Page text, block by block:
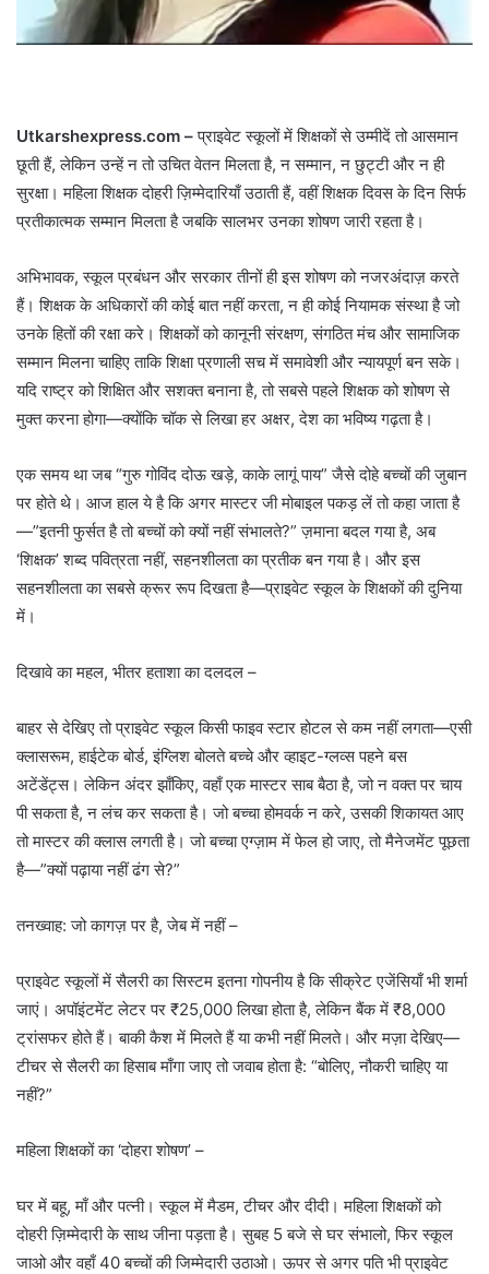
Utkarshexpress.com –प्राइवेट स्कूलों में शिक्षकों से उम्मीदें तो आसमान
छूती हैं, लेकिन उन्हें न तो उचित वेतन मिलता है, न सम्मान, न छुट्टी और न ही
सुरक्षा। महिला शिक्षक दोहरी ज़िम्मेदारियाँ उठाती हैं, वहीं शिक्षक दिवस के दिन सिर्फ
प्रतीकात्मक सम्मान मिलता है जबकि सालभर उनका शोषण जारी रहता है।
अभिभावक, स्कूल प्रबंधन और सरकार तीनों ही इस शोषण को नजरअंदाज़ करते
हैं। शिक्षक के अधिकारों की कोई बात नहीं करता, न ही कोई नियामक संस्था है जो
उनके हितों की रक्षा करे। शिक्षकों को कानूनी संरक्षण, संगठित मंच और सामाजिक
सम्मान मिलना चाहिए ताकि शिक्षा प्रणाली सच में समावेशी और न्यायपूर्ण बन सके।
यदि राष्ट्र को शिक्षित और सशक्त बनाना है, तो सबसे पहले शिक्षक को शोषण से
मुक्त करना होगा—क्योंकि चॉक से लिखा हर अक्षर, देश का भविष्य गढ़ता है।
एक समय था जब “गुरु गोविंद दोऊ खड़े, काके लागूं पाय” जैसे दोहे बच्चों की जुबान
पर होते थे। आज हाल ये है कि अगर मास्टर जी मोबाइल पकड़ लें तो कहा जाता है
—”इतनी फुर्सत है तो बच्चों को क्यों नहीं संभालते?” ज़माना बदल गया है, अब
‘शिक्षक’ शब्द पवित्रता नहीं, सहनशीलता का प्रतीक बन गया है। और इस
सहनशीलता का सबसे क्रूर रूप दिखता है—प्राइवेट स्कूल के शिक्षकों की दुनिया
में।
दिखावे का महल, भीतर हताशा का दलदल –
बाहर से देखिए तो प्राइवेट स्कूल किसी फाइव स्टार होटल से कम नहीं लगता—एसी
क्लासरूम, हाईटेक बोर्ड, इंग्लिश बोलते बच्चे और व्हाइट-ग्लव्स पहने बस
अटेंडेंट्स। लेकिन अंदर झाँकिए, वहाँ एक मास्टर साब बैठा है, जो न वक्त पर चाय
पी सकता है, न लंच कर सकता है। जो बच्चा होमवर्क न करे, उसकी शिकायत आए
तो मास्टर की क्लास लगती है। जो बच्चा एग्ज़ाम में फेल हो जाए, तो मैनेजमेंट पूछता
है—”क्यों पढ़ाया नहीं ढंग से?”
तनख्वाह: जो कागज़ पर है, जेब में नहीं –
प्राइवेट स्कूलों में सैलरी का सिस्टम इतना गोपनीय है कि सीक्रेट एजेंसियाँ भी शर्मा
जाएं। अपॉइंटमेंट लेटर पर ₹25,000 लिखा होता है, लेकिन बैंक में ₹8,000
ट्रांसफर होते हैं। बाकी कैश में मिलते हैं या कभी नहीं मिलते। और मज़ा देखिए—
टीचर से सैलरी का हिसाब माँगा जाए तो जवाब होता है: “बोलिए, नौकरी चाहिए या
नहीं?”
महिला शिक्षकों का ‘दोहरा शोषण’ –
घर में बहू, माँ और पत्नी। स्कूल में मैडम, टीचर और दीदी। महिला शिक्षकों को
दोहरी ज़िम्मेदारी के साथ जीना पड़ता है। सुबह 5 बजे से घर संभालो, फिर स्कूल
जाओ और वहाँ 40 बच्चों की जिम्मेदारी उठाओ। ऊपर से अगर पति भी प्राइवेट